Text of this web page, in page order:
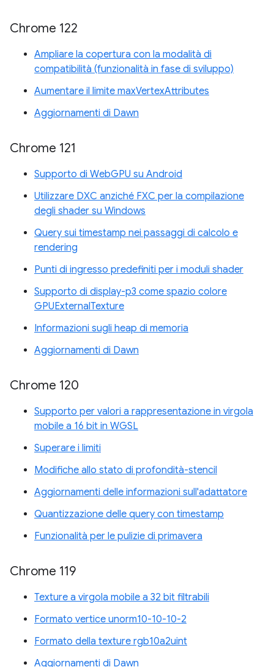
Chrome 122
Ampliare la copertura con la modalità di
compatibilità (funzionalità in fase di sviluppo)
Aumentare il limite maxVertexAttributes
Aggiornamenti di Dawn
Chrome 121
Supporto di WebGPU su Android
Utilizzare DXC anziché FXC per la compilazione
degli shader su Windows
Query sui timestamp nei passaggi di calcolo e
rendering
Punti di ingresso predefiniti per i moduli shader
Supporto di display-p3 come spazio colore
GPUExternalTexture
Informazioni sugli heap di memoria
Aggiornamenti di Dawn
Chrome 120
Supporto per valori a rappresentazione in virgola
mobile a 16 bit in WGSL
Superare i limiti
Modifiche allo stato di profondità-stencil
Aggiornamenti delle informazioni sull'adattatore
Quantizzazione delle query con timestamp
Funzionalità per le pulizie di primavera
Chrome 119
Texture a virgola mobile a 32 bit filtrabili
Formato vertice unorm10-10-10-2
Formato della texture rgb10a2uint
Aggiornamenti di Dawn